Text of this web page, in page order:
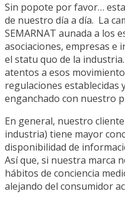
Sin popote por favor…
de nuestro día a día. La
SEMARNAT aunada a los
asociaciones, empresas e
el statu quo de la
atentos a esos
regulaciones
enganchado con nuestro
En general, nuestro
industria) tiene mayor
disponibilidad de
Así que, si nuestra marca
hábitos de conciencia
alejando del consumidor